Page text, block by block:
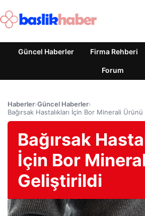
Güncel Haberler Firma Rehberi
Forum
Haberler›Güncel Haberler›
Bağırsak Hastalıkları İçin Bor Minerali
Bağırsak
İçin Bor
Geliştirildi